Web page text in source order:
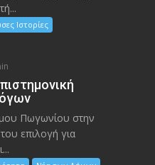
Ιστορίες
Πωγωνίου στην
επιλογή για